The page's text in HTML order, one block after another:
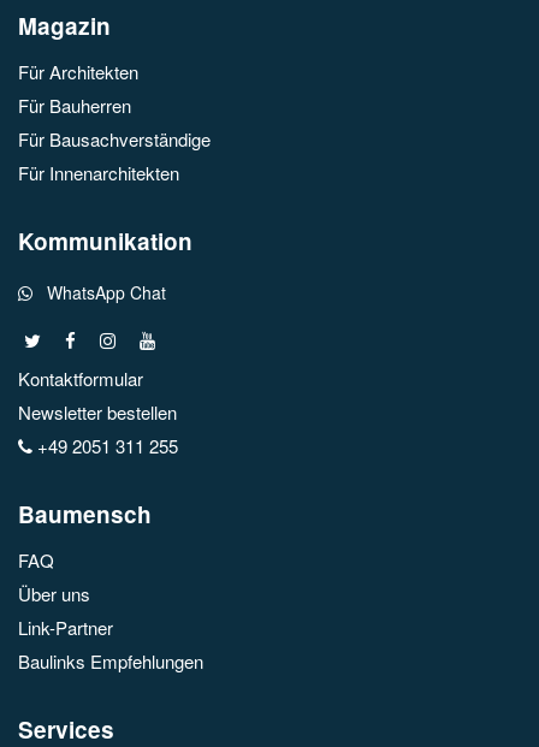
Magazin
Für Architekten
Für Bauherren
Für Bausachverständige
Für Innenarchitekten
Kommunikation
WhatsApp Chat
Kontaktformular
Newsletter bestellen
+49 2051 311 255
Baumensch
FAQ
Über uns
Link-Partner
Baulinks Empfehlungen
Services